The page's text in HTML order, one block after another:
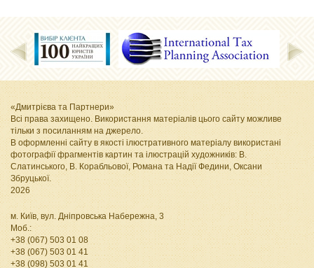
«Дмитрієва та Партнери»
Всі права захищено. Використання матеріалів цього сайту можливе
тільки з посиланням на джерело.
В оформленні сайту в якості ілюстративного матеріалу використані
фотографії фрагментів картин та ілюстрацій художників: В.
Слатинського, В. Корабльової, Романа та Надії Федини, Оксани
Збруцької.
2026
м. Київ, вул. Дніпровська Набережна, 3
Моб.:
+38 (067) 503 01 08
+38 (067) 503 01 41
+38 (098) 503 01 41